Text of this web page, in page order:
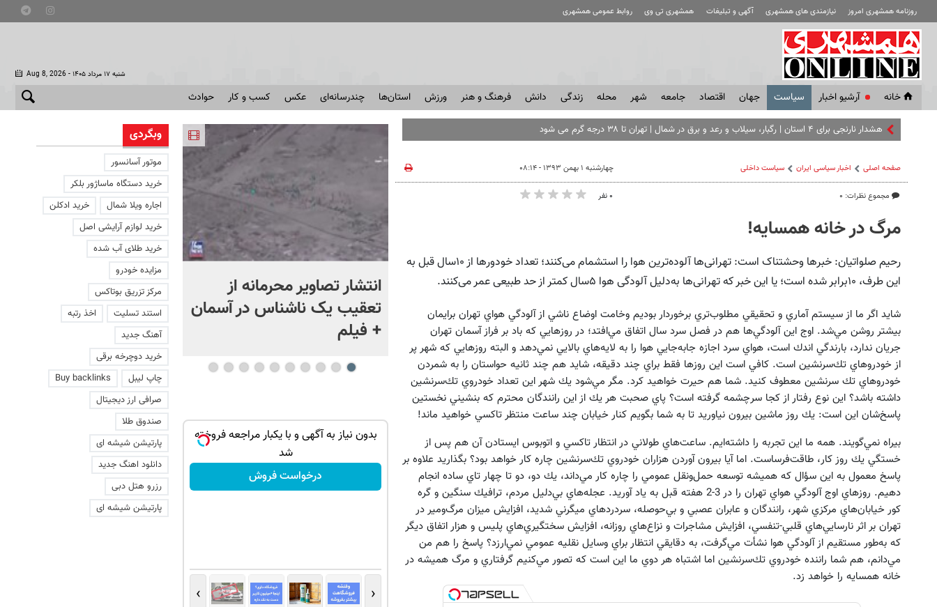
روزنامه همشهری امروز نیازمندی های همشهری آگهی و تبلیغات همشهری تی وی روابط عمومی همشهری
Aug 8, 2026 - شنبه ۱۷ مرداد ۱۴۰۵
خانه آرشیو اخبار سياست جهان اقتصاد جامعه شهر محله زندگی دانش فرهنگ و هنر ورزش استان‌ها چندرسانه‌ای عکس کسب و کار حوادث
هشدار نارنجی برای ۴ استان | رگبار، سیلاب و رعد و برق در شمال | تهران تا ۳۸ درجه گرم می‌ شود
صفحه اصلی اخبار سیاسی ایران سیاست داخلی
مجموع نظرات: ۰
چهارشنبه ۱ بهمن ۱۳۹۳ - ۰۸:۱۴
۰ نفر
مرگ در خانه همسایه!
رحیم صلواتیان: خبرها وحشتناک است: تهرانی‌ها آلوده‌ترین هوا را استشمام می‌کنند؛ تعداد خودورها از ۱۰سال قبل به
این طرف، ۱۰برابر شده است؛ یا این خبر که تهرانی‌ها به‌دلیل آلودگی هوا ۵سال کمتر از حد طبیعی عمر می‌کنند.
شايد اگر ما از سيستم آماري و تحقيقي مطلوب‌تري برخوردار بوديم وخامت اوضاع ناشي از آلودگي هواي تهران برايمان
بيشتر روشن مي‌شد. اوج اين آلودگي‌ها هم در فصل سرد سال اتفاق مي‌افتد؛ در روزهايي كه باد بر فراز آسمان تهران
جريان ندارد، بارندگي اندك است، هواي سرد اجازه جابه‌جايي هوا را به لايه‌هاي بالايي نمي‌دهد و البته روزهايي كه شهر پر
از خودرو‌هاي تك‌‌سرنشين است. كافي است اين روزها فقط براي چند دقيقه، شايد هم چند ثانيه حواستان را به شمردن
خودروهاي تك‌ سرنشين معطوف كنيد. شما هم حيرت خواهيد كرد. مگر مي‌شود يك شهر اين تعداد خودروي تك‌سرنشين
داشته باشد؟ اين نوع رفتار از كجا سرچشمه گرفته است؟ پاي صحبت هر يك از اين رانندگان محترم كه بنشيني نخستين
پاسخ‌شان اين است: يك روز ماشين بيرون نياوريد تا به شما بگويم كنار خيابان چند ساعت منتظر تاكسي خواهيد ماند!
بيراه نمي‌گويند. همه ما اين تجربه را داشته‌ايم. ساعت‌هاي طولاني در انتظار تاكسي و اتوبوس ايستادن آن هم پس از
خستگي يك روز كار، طاقت‌فرساست. اما آيا بيرون آوردن هزاران خودروي تك‌سرنشين چاره كار خواهد بود؟ بگذاريد علاوه بر
پاسخ معمول به اين سؤال كه هميشه توسعه حمل‌ونقل عمومي را چاره كار مي‌داند، يك دو، دو تا چهار تاي ساده انجام
دهيم. روزهاي اوج آلودگي هواي تهران را در 3-2 هفته قبل به ياد آوريد. عجله‌هاي بي‌دليل مردم، ترافيك سنگين و گره
كور خيابان‌هاي مركزي شهر، رانندگان و عابران عصبي و بي‌حوصله، سردردهاي ميگرني شديد، افزايش ميزان مرگ‌ومير در
تهران بر اثر نارسايي‌هاي قلبي-تنفسي، افزايش مشاجرات و نزاع‌هاي روزانه، افزايش سختگيري‌هاي پليس و هزار اتفاق ديگر
كه به‌طور مستقيم از آلودگي هوا نشأت مي‌گرفت، به دقايقي انتظار براي وسايل نقليه عمومي نمي‌ارزد؟ پاسخ را هم من
مي‌دانم، هم شما راننده خودروي تك‌سرنشين اما اشتباه هر دوي ما اين است كه تصور مي‌كنيم گرفتاري و مرگ هميشه در
خانه همسايه را خواهد زد.
چرا آمریکا از ایران شکست
خورد؟ +ببینید | کتابی که
ژاپن را غافلگیر کرد
انتشار تصاویر محرمانه از
تعقیب یک ناشناس در آسمان
+ فیلم
حمله خلبانان ایرانی به
+ فیلم
از اینجا شروع می‌شه، برای
درآمد بیشتر، آماده‌ای؟
فروشنده شو
جای این پک تقویت موی جلبک توی حمومت
خالیه!45%تخفیف
خرید محصول
بازدید آنلاین‌شاپت رو زیاد کن، بازدید بالاتر =
درآمد بیشتر
فروشنده شو
بدون نیاز به آگهی و با یکبار مراجعه فروخته
شد
درخواست فروش
‹
›
وبگردی
موتور آسانسور
خرید دستگاه ماساژور بلکر
اجاره ویلا شمال
خرید ادکلن
خرید لوازم آرایشی اصل
خرید طلای آب شده
مزایده خودرو
مرکز تزریق بوتاکس
استند تسلیت
اخذ رتبه
آهنگ جدید
خرید دوچرخه برقی
چاپ لیبل
Buy backlinks
صرافی ارز دیجیتال
صندوق طلا
پارتیشن شیشه ای
دانلود اهنگ جدید
رزرو هتل دبی
پارتیشن شیشه ای